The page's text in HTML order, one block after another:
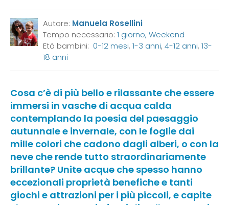
Autore: Manuela Rosellini
Tempo necessario:1 giorno, Weekend
Età bambini:0-12 mesi,1-3 anni,4-12 anni,13-
18 anni
Cosa c’è di più bello e rilassante che essere
immersi in vasche di acqua calda
contemplando la poesia del paesaggio
autunnale e invernale, con le foglie dai
mille colori che cadono dagli alberi, o con la
neve che rende tutto straordinariamente
brillante? Unite acque che spesso hanno
eccezionali proprietà benefiche e tanti
giochi e attrazioni per i più piccoli, e capite